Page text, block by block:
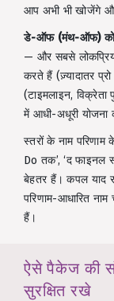
आप अभी भी खोजेंगे
डे-ऑफ (मंथ-ऑफ)
— और सबसे
करते हैं (ज़्यादातर
(टाइमलाइन, विक्रेता
में आधी-अधूरी योजना
स्तरों के नाम
Do तक’, ‘द फाइनल
बेहतर हैं। कपल याद
परिणाम-आधारित
हैं।
ऐसे पैकेज की
सुरक्षित रखे